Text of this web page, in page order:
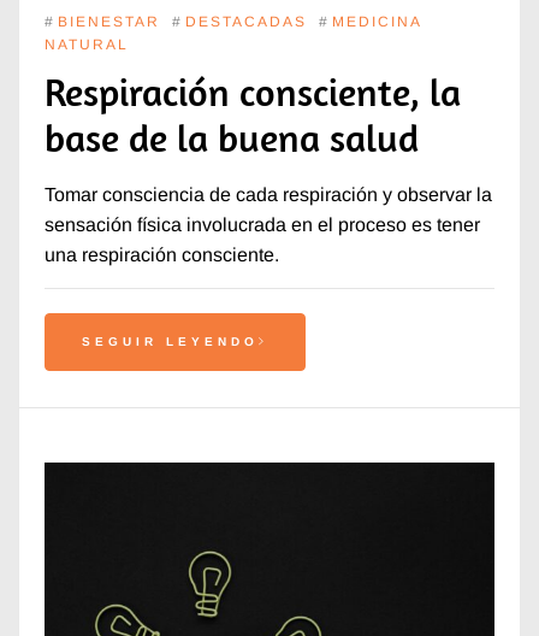
# BIENESTAR # DESTACADAS # MEDICINA
NATURAL
Respiración consciente, la
base de la buena salud
Tomar consciencia de cada respiración y observar la
sensación física involucrada en el proceso es tener
una respiración consciente.
SEGUIR LEYENDO